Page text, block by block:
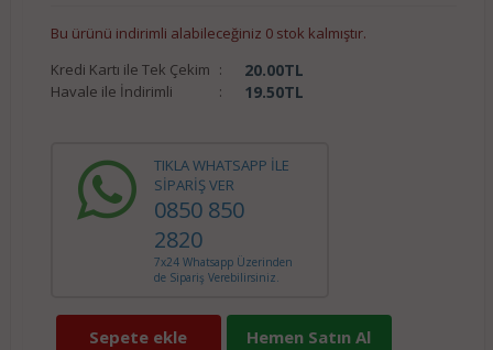
Bu ürünü indirimli alabileceğiniz 0 stok kalmıştır.
Kredi Kartı ile Tek Çekim : 20.00TL
Havale ile İndirimli : 19.50TL
TIKLA WHATSAPP İLE
SİPARİŞ VER
0850 850
2820
7x24 Whatsapp Üzerinden
de Sipariş Verebilirsiniz.
Sepete ekle Hemen Satın Al